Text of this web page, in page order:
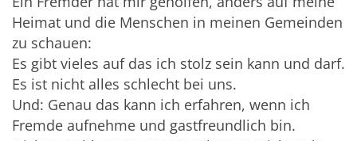
Heimat und die Menschen in meinen Gemeinden
zu schauen:
Es gibt vieles auf das ich stolz sein kann und darf.
Es ist nicht alles schlecht bei uns.
Und: Genau das kann ich erfahren, wenn ich
Fremde aufnehme und gastfreundlich bin.